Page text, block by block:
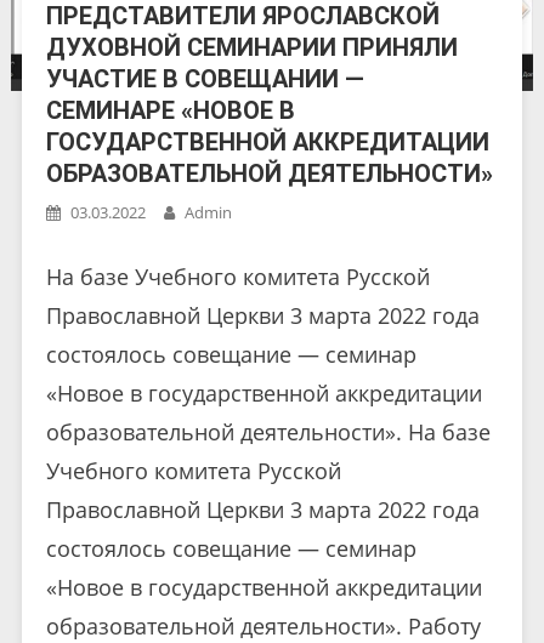
ПРЕДСТАВИТЕЛИ ЯРОСЛАВСКОЙ
ДУХОВНОЙ СЕМИНАРИИ ПРИНЯЛИ
УЧАСТИЕ В СОВЕЩАНИИ —
СЕМИНАРЕ «НОВОЕ В
ГОСУДАРСТВЕННОЙ АККРЕДИТАЦИИ
ОБРАЗОВАТЕЛЬНОЙ ДЕЯТЕЛЬНОСТИ»
03.03.2022 Admin
На базе Учебного комитета Русской
Православной Церкви 3 марта 2022 года
состоялось совещание — семинар
«Новое в государственной аккредитации
образовательной деятельности». На базе
Учебного комитета Русской
Православной Церкви 3 марта 2022 года
состоялось совещание — семинар
«Новое в государственной аккредитации
образовательной деятельности». Работу